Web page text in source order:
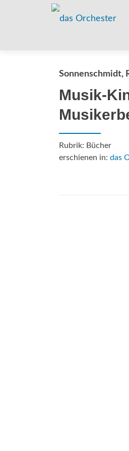
Sonnenschmidt,
Musik-
Rubrik: Bücher
erschienen in: das